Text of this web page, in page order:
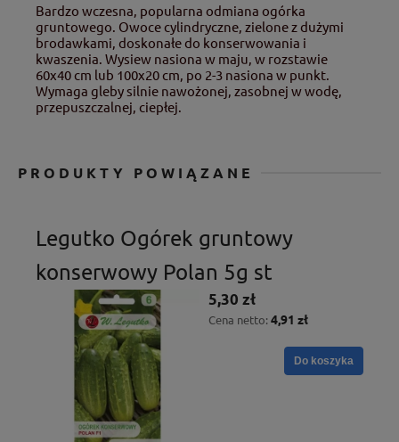
Bardzo wczesna, popularna odmiana ogórka
gruntowego. Owoce cylindryczne, zielone z dużymi
brodawkami, doskonałe do konserwowania i
kwaszenia. Wysiew nasiona w maju, w rozstawie
60x40 cm lub 100x20 cm, po 2-3 nasiona w punkt.
Wymaga gleby silnie nawożonej, zasobnej w wodę,
przepuszczalnej, ciepłej.
PRODUKTY POWIĄZANE
Legutko Ogórek gruntowy
konserwowy Polan 5g st
5,30 zł
Cena netto: 4,91 zł
Do koszyka